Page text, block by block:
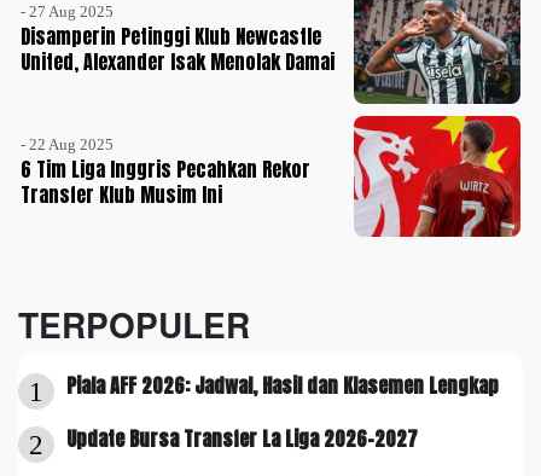
- 27 Aug 2025
Disamperin Petinggi Klub Newcastle
United, Alexander Isak Menolak Damai
- 22 Aug 2025
6 Tim Liga Inggris Pecahkan Rekor
Transfer Klub Musim Ini
TERPOPULER
1 Piala AFF 2026: Jadwal, Hasil dan Klasemen Lengkap
2 Update Bursa Transfer La Liga 2026-2027